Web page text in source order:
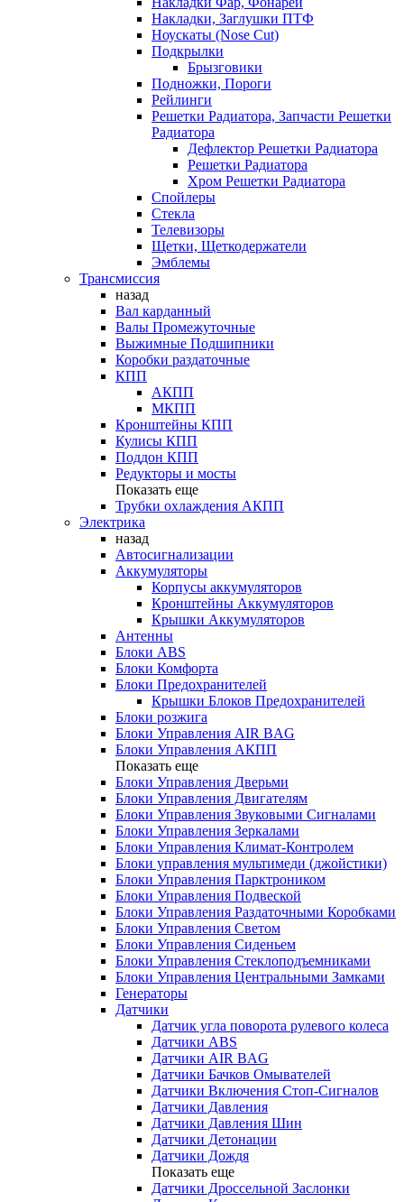
Накладки, Заглушки ПТФ
Ноускаты (Nose Cut)
Подкрылки
Брызговики
Подножки, Пороги
Рейлинги
Решетки Радиатора, Запчасти Решетки
Радиатора
Дефлектор Решетки Радиатора
Решетки Радиатора
Хром Решетки Радиатора
Спойлеры
Стекла
Телевизоры
Щетки, Щеткодержатели
Эмблемы
Трансмиссия
назад
Вал карданный
Валы Промежуточные
Выжимные Подшипники
Коробки раздаточные
КПП
АКПП
МКПП
Кронштейны КПП
Кулисы КПП
Поддон КПП
Редукторы и мосты
Показать еще
Трубки охлаждения АКПП
Электрика
назад
Автосигнализации
Аккумуляторы
Корпусы аккумуляторов
Кронштейны Аккумуляторов
Крышки Аккумуляторов
Антенны
Блоки ABS
Блоки Комфорта
Блоки Предохранителей
Крышки Блоков Предохранителей
Блоки розжига
Блоки Управления AIR BAG
Блоки Управления АКПП
Показать еще
Блоки Управления Дверьми
Блоки Управления Двигателям
Блоки Управления Звуковыми Сигналами
Блоки Управления Зеркалами
Блоки Управления Климат-Контролем
Блоки управления мультимеди (джойстики)
Блоки Управления Парктроником
Блоки Управления Подвеской
Блоки Управления Раздаточными Коробками
Блоки Управления Светом
Блоки Управления Сиденьем
Блоки Управления Стеклоподъемниками
Блоки Управления Центральными Замками
Генераторы
Датчики
Датчик угла поворота рулевого колеса
Датчики ABS
Датчики AIR BAG
Датчики Бачков Омывателей
Датчики Включения Стоп-Сигналов
Датчики Давления
Датчики Давления Шин
Датчики Детонации
Датчики Дождя
Показать еще
Датчики Дроссельной Заслонки